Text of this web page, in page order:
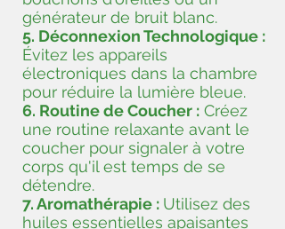
générateur de bruit blanc.
5. Déconnexion Technologique :
Évitez les appareils
électroniques dans la chambre
pour réduire la lumière bleue.
6. Routine de Coucher : Créez
une routine relaxante avant le
coucher pour signaler à votre
corps qu'il est temps de se
détendre.
7. Aromathérapie : Utilisez des
huiles essentielles apaisantes